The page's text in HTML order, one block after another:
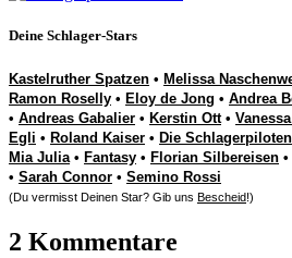
Deine Schlager-Stars
Kastelruther Spatzen • Melissa
Ramon Roselly • Eloy de Jong • Andrea
• Andreas Gabalier • Kerstin Ott•
Egli • Roland Kaiser • Die Schlagerpiloten
Mia Julia• Fantasy • Florian Silbereisen •
• Sarah Connor • Semino Rossi
(Du vermisst Deinen Star? Gib uns Bescheid!)
2 Kommentare